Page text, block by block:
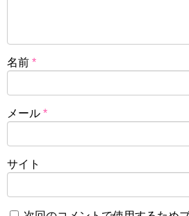
名前 *
メール *
サイト